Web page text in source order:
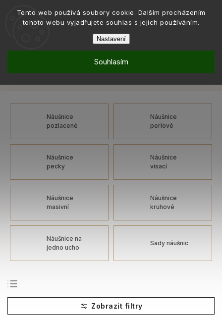
Tento web používá soubory cookie. Dalším procházením
tohoto webu vyjadřujete souhlas s jejich používáním.
Nastavení
Souhlasím
/ /
Náušnice
pozlacené
Náušnice
perlové
Náušnice
pecky
Náušnice
visací
Náušnice
masivní
Náušnice
kruhové
Náušnice na
jedno ucho
Sady náušnic
Nejprodávanější
Nejlevnější